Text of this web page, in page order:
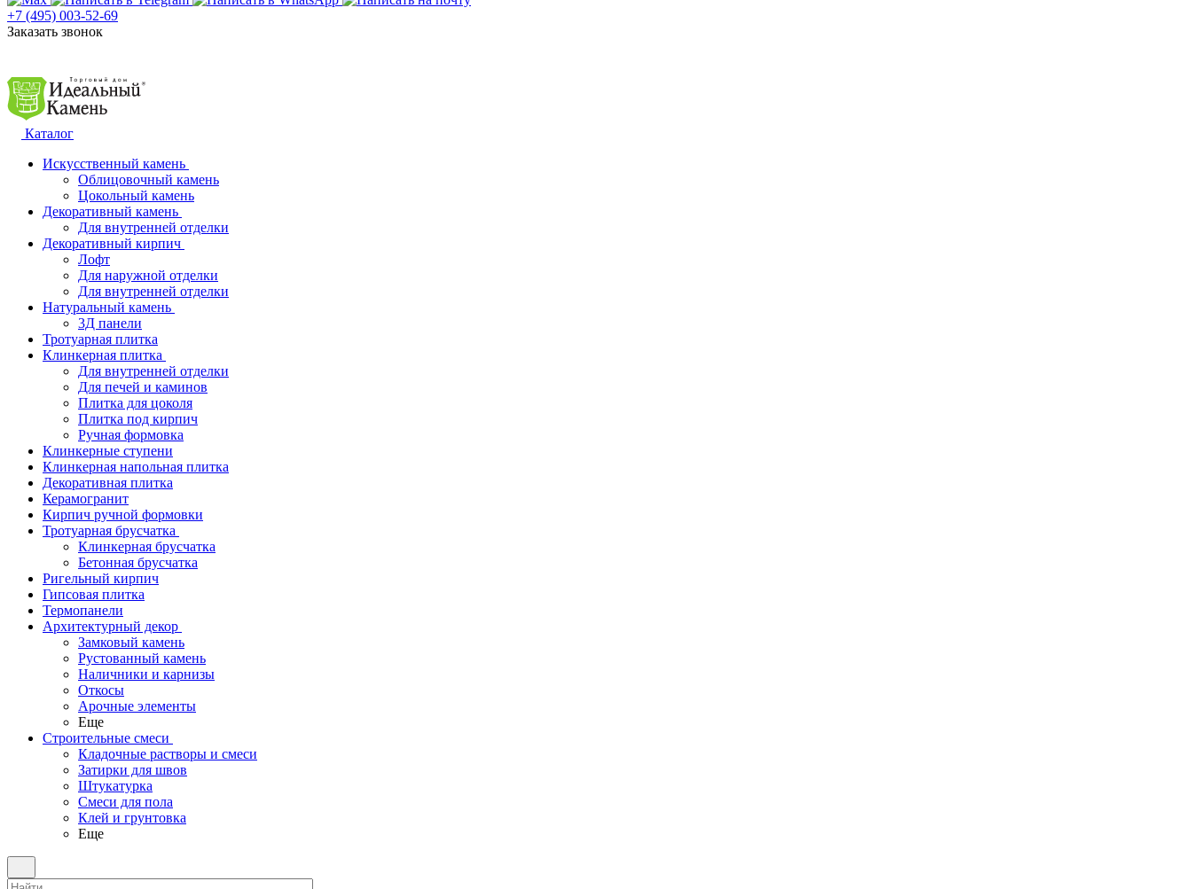
+7 (495) 003-52-69
Заказать звонок
Каталог
Искусственный камень
Облицовочный камень
Цокольный камень
Декоративный камень
Для внутренней отделки
Декоративный кирпич
Лофт
Для наружной отделки
Для внутренней отделки
Натуральный камень
3Д панели
Тротуарная плитка
Клинкерная плитка
Для внутренней отделки
Для печей и каминов
Плитка для цоколя
Плитка под кирпич
Ручная формовка
Клинкерные ступени
Клинкерная напольная плитка
Декоративная плитка
Керамогранит
Кирпич ручной формовки
Тротуарная брусчатка
Клинкерная брусчатка
Бетонная брусчатка
Ригельный кирпич
Гипсовая плитка
Термопанели
Архитектурный декор
Замковый камень
Рустованный камень
Наличники и карнизы
Откосы
Арочные элементы
Еще
Строительные смеси
Кладочные растворы и смеси
Затирки для швов
Штукатурка
Смеси для пола
Клей и грунтовка
Еще